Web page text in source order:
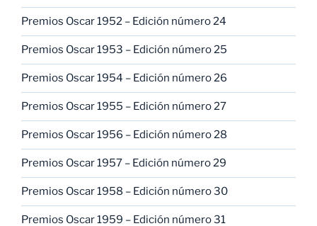
Premios Oscar 1952 – Edición número 24
Premios Oscar 1953 – Edición número 25
Premios Oscar 1954 – Edición número 26
Premios Oscar 1955 – Edición número 27
Premios Oscar 1956 – Edición número 28
Premios Oscar 1957 – Edición número 29
Premios Oscar 1958 – Edición número 30
Premios Oscar 1959 – Edición número 31